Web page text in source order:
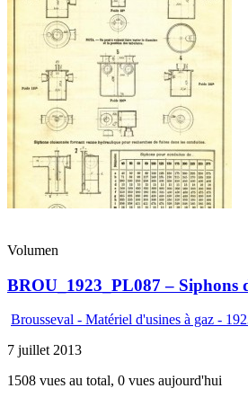
Volumen
BROU_1923_PL087 – Siphons
Brousseval - Matériel d'usines à gaz -
7 juillet 2013
1508 vues au total, 0 vues aujourd'hui